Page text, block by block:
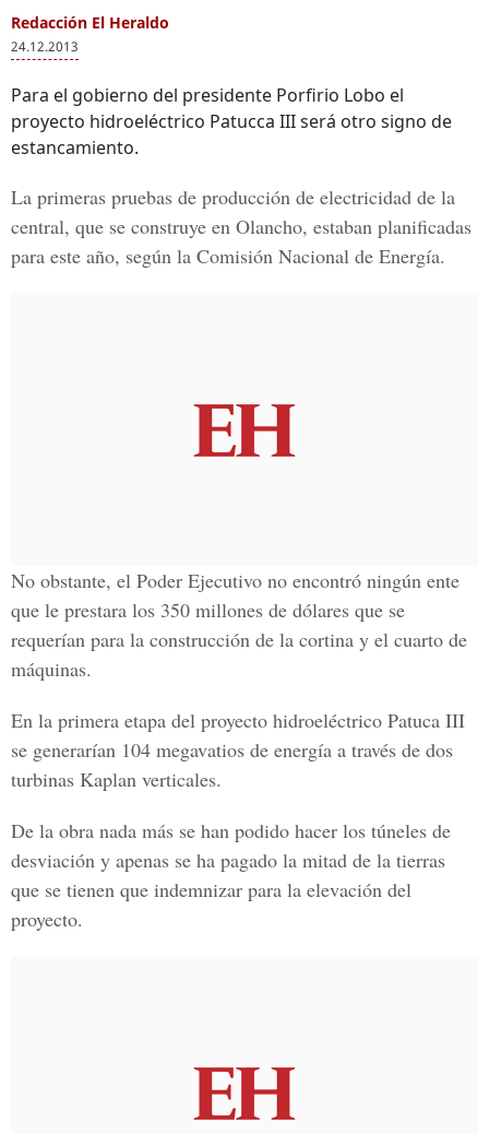
Redacción El Heraldo
24.12.2013
Para el gobierno del presidente Porfirio Lobo el
proyecto hidroeléctrico Patucca III será otro signo de
estancamiento.
La primeras pruebas de producción de electricidad de la
central, que se construye en Olancho, estaban planificadas
para este año, según la Comisión Nacional de Energía.
No obstante, el Poder Ejecutivo no encontró ningún ente
que le prestara los 350 millones de dólares que se
requerían para la construcción de la cortina y el cuarto de
máquinas.
En la primera etapa del proyecto hidroeléctrico Patuca III
se generarían 104 megavatios de energía a través de dos
turbinas Kaplan verticales.
De la obra nada más se han podido hacer los túneles de
desviación y apenas se ha pagado la mitad de la tierras
que se tienen que indemnizar para la elevación del
proyecto.